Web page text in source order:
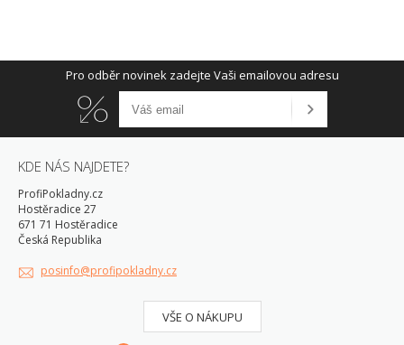
Pro odběr novinek zadejte Vaši emailovou adresu
KDE NÁS NAJDETE?
ProfiPokladny.cz
Hostěradice 27
671 71 Hostěradice
Česká Republika
posinfo@profipokladny.cz
VŠE O NÁKUPU